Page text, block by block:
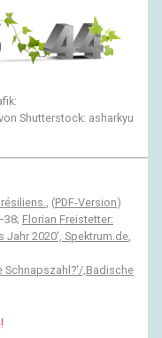
Shutterstock: asharkyu
, (PDF-Version)
Florian Freistetter:
Jahr 2020‘, Spektrum.de,
Schnapszahl?‘/‚Badische